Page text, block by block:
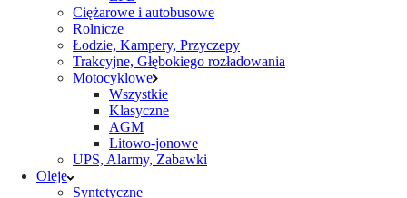
Ciężarowe i autobusowe
Rolnicze
Łodzie, Kampery, Przyczepy
Trakcyjne, Głębokiego rozładowania
Motocyklowe
Wszystkie
Klasyczne
AGM
Litowo-jonowe
UPS, Alarmy, Zabawki
Oleje
Syntetyczne